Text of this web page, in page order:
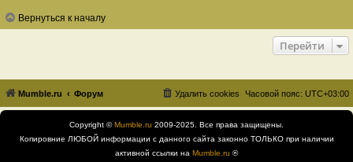
Вернуться к началу
Перейти
Mumble.ru Форум Часовой пояс: UTC+03:00
Удалить cookies
Copyright ©Mumble.ru 2009-2025. Все права защищены.
Копировние ЛЮБОЙ информации с данного сайта законно ТОЛЬКО при наличии
активной ссылки на Mumble.ru ®